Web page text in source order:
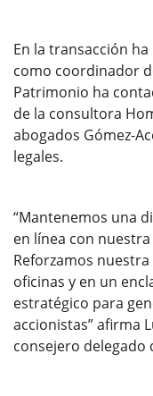
En la transacción
como coordinador
Patrimonio ha
de la consultora
abogados Gómez-
legales.
“Mantenemos una
en línea con
Reforzamos
oficinas y en un
estratégico para
accionistas” afirma
consejero delegado